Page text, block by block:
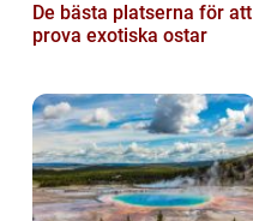
De bästa platserna för att
prova exotiska ostar